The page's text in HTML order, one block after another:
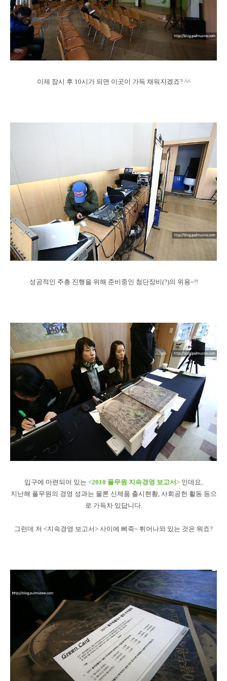
이제 잠시 후 10시가 되면 이곳이 가득 채워지겠죠? ^^
성공적인 주총 진행을 위해 준비중인 첨단장비(?)의 위용~!!
입구에 마련되어 있는 <2010 풀무원 지속경영 보고서> 인데요,
지난해 풀무원의 경영 성과는 물론 신제품 출시현황, 사회공헌 활동 등으
로 가득차 있답니다.
그런데 저 <지속경영 보고서> 사이에 삐죽~ 튀어나와 있는 것은 뭐죠?